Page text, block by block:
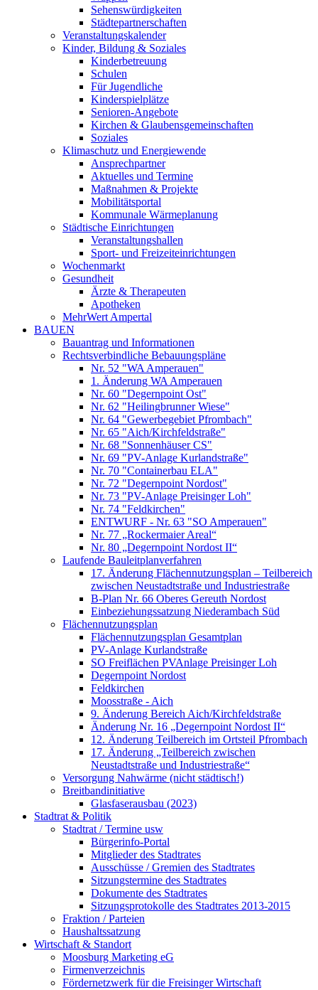
Sehenswürdigkeiten
Städtepartnerschaften
Veranstaltungskalender
Kinder, Bildung & Soziales
Kinderbetreuung
Schulen
Für Jugendliche
Kinderspielplätze
Senioren-Angebote
Kirchen & Glaubensgemeinschaften
Soziales
Klimaschutz und Energiewende
Ansprechpartner
Aktuelles und Termine
Maßnahmen & Projekte
Mobilitätsportal
Kommunale Wärmeplanung
Städtische Einrichtungen
Veranstaltungshallen
Sport- und Freizeiteinrichtungen
Wochenmarkt
Gesundheit
Ärzte & Therapeuten
Apotheken
MehrWert Ampertal
BAUEN
Bauantrag und Informationen
Rechtsverbindliche Bebauungspläne
Nr. 52 "WA Amperauen"
1. Änderung WA Amperauen
Nr. 60 "Degernpoint Ost"
Nr. 62 "Heilingbrunner Wiese"
Nr. 64 "Gewerbegebiet Pfrombach"
Nr. 65 "Aich/Kirchfeldstraße"
Nr. 68 "Sonnenhäuser CS"
Nr. 69 "PV-Anlage Kurlandstraße"
Nr. 70 "Containerbau ELA"
Nr. 72 "Degernpoint Nordost"
Nr. 73 "PV-Anlage Preisinger Loh"
Nr. 74 "Feldkirchen"
ENTWURF - Nr. 63 "SO Amperauen"
Nr. 77 „Rockermaier Areal“
Nr. 80 „Degernpoint Nordost II“
Laufende Bauleitplanverfahren
17. Änderung Flächennutzungsplan – Teilbereich
zwischen Neustadtstraße und Industriestraße
B-Plan Nr. 66 Oberes Gereuth Nordost
Einbeziehungssatzung Niederambach Süd
Flächennutzungsplan
Flächennutzungsplan Gesamtplan
PV-Anlage Kurlandstraße
SO Freiflächen PV­Anlage Preisinger Loh
Degernpoint Nordost
Feldkirchen
Moosstraße - Aich
9. Änderung Bereich Aich/Kirchfeldstraße
Änderung Nr. 16 „Degernpoint Nordost II“
12. Änderung Teilbereich im Ortsteil Pfrombach
17. Änderung „Teilbereich zwischen
Neustadtstraße und Industriestraße“
Versorgung Nahwärme (nicht städtisch!)
Breitbandinitiative
Glasfaserausbau (2023)
Stadtrat & Politik
Stadtrat / Termine usw
Bürgerinfo-Portal
Mitglieder des Stadtrates
Ausschüsse / Gremien des Stadtrates
Sitzungstermine des Stadtrates
Dokumente des Stadtrates
Sitzungsprotokolle des Stadtrates 2013-2015
Fraktion / Parteien
Haushaltssatzung
Wirtschaft & Standort
Moosburg Marketing eG
Firmenverzeichnis
Fördernetzwerk für die Freisinger Wirtschaft